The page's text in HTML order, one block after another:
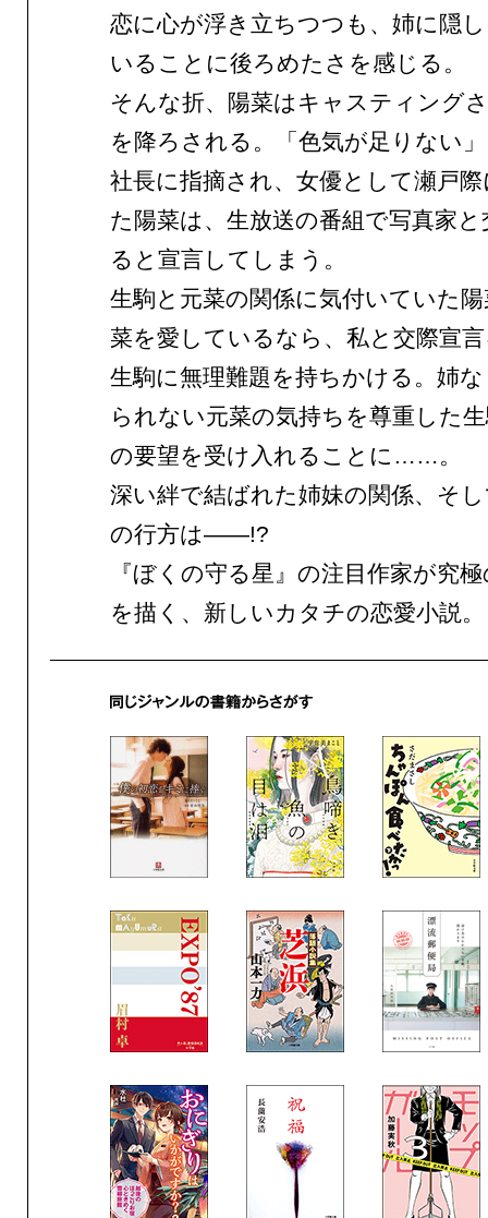
恋に心が浮き立ちつつも、姉に隠
いることに後ろめたさを感じる。
そんな折、陽菜はキャスティング
を降ろされる。「色気が足りない
社長に指摘され、女優として瀬戸
た陽菜は、生放送の番組で写真家
ると宣言してしまう。
生駒と元菜の関係に気付いていた
菜を愛しているなら、私と交際宣
生駒に無理難題を持ちかける。姉
られない元菜の気持ちを尊重した
の要望を受け入れることに……。
深い絆で結ばれた姉妹の関係、そ
の行方は——!?
『ぼくの守る星』の注目作家が究
を描く、新しいカタチの恋愛小説。